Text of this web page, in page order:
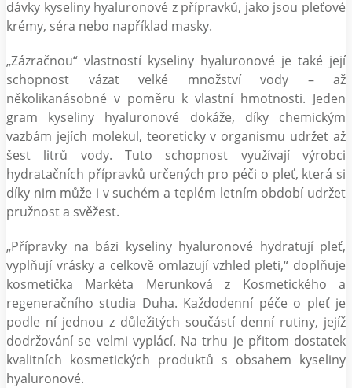
dávky kyseliny hyaluronové z přípravků, jako jsou pleťové
krémy, séra nebo například masky.
„Zázračnou“ vlastností kyseliny hyaluronové je také její
schopnost vázat velké množství vody – až
několikanásobné v poměru k vlastní hmotnosti. Jeden
gram kyseliny hyaluronové dokáže, díky chemickým
vazbám jejích molekul, teoreticky v organismu udržet až
šest litrů vody. Tuto schopnost využívají výrobci
hydratačních přípravků určených pro péči o pleť, která si
díky nim může i v suchém a teplém letním období udržet
pružnost a svěžest.
„Přípravky na bázi kyseliny hyaluronové hydratují pleť,
vyplňují vrásky a celkově omlazují vzhled pleti,“ doplňuje
kosmetička Markéta Merunková z Kosmetického a
regeneračního studia Duha. Každodenní péče o pleť je
podle ní jednou z důležitých součástí denní rutiny, jejíž
dodržování se velmi vyplácí. Na trhu je přitom dostatek
kvalitních kosmetických produktů s obsahem kyseliny
hyaluronové.